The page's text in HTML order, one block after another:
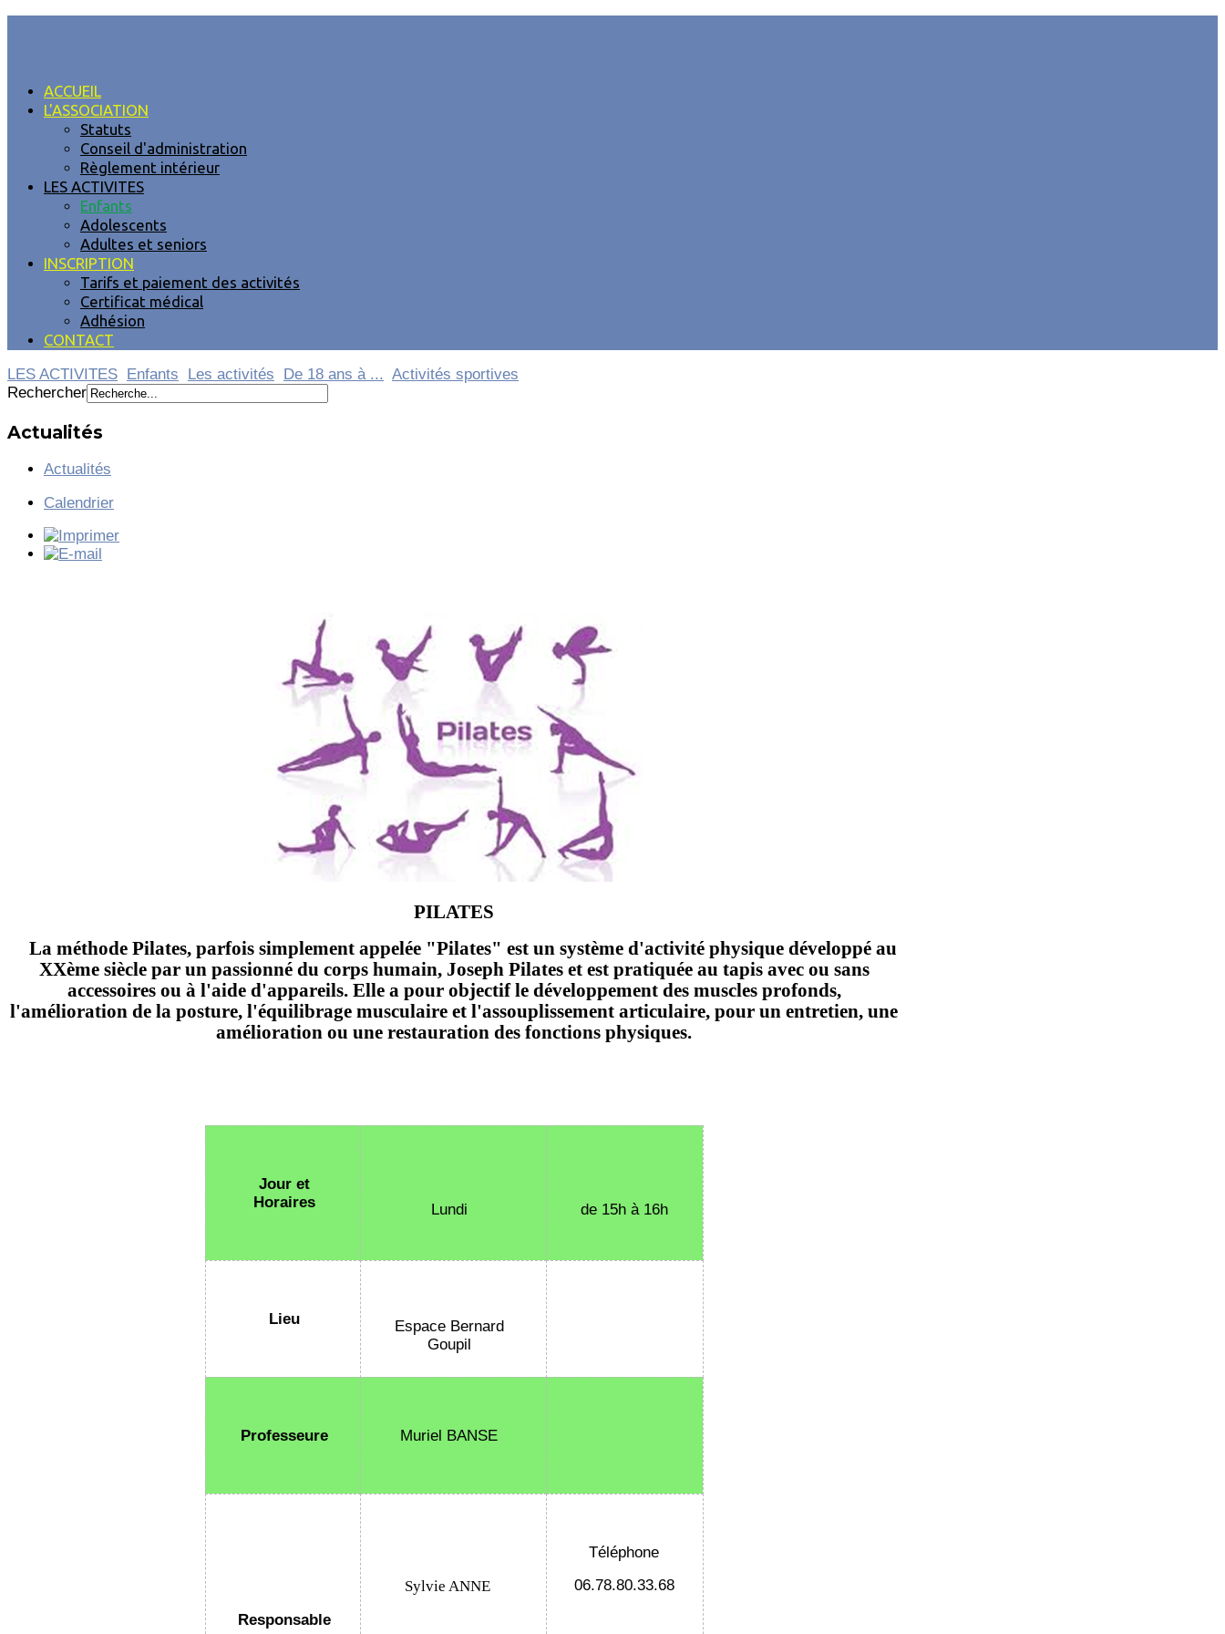
ACCUEIL
L'ASSOCIATION
Statuts
Conseil d'administration
Règlement intérieur
LES ACTIVITES
Enfants
Adolescents
Adultes et seniors
INSCRIPTION
Tarifs et paiement des activités
Certificat médical
Adhésion
CONTACT
LES ACTIVITES
Enfants Les activités De 18 ans à ... Activités sportives
Rechercher
Actualités
Actualités
Calendrier
PILATES
La méthode Pilates, parfois simplement appelée "Pilates" est un système d'activité physique développé au
XXème siècle par un passionné du corps humain, Joseph Pilates et est pratiquée au tapis avec ou sans
accessoires ou à l'aide d'appareils. Elle a pour objectif le développement des muscles profonds,
l'amélioration de la posture, l'équilibrage musculaire et l'assouplissement articulaire, pour un entretien, une
amélioration ou une restauration des fonctions physiques.
Jour et
Horaires
Lundi de 15h à 16h
Lieu
Espace Bernard
Goupil
Professeure Muriel BANSE
Responsable
Sylvie ANNE
Téléphone
06.78.80.33.68